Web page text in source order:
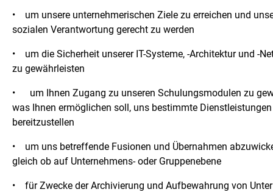
•
um unsere unternehmerischen Ziele zu erreichen und
sozialen Verantwortung gerecht zu werden
•
um die Sicherheit unserer IT-Systeme, -Architektur und -
zu gewährleisten
•
um Ihnen Zugang zu unseren Schulungsmodulen zu
was Ihnen ermöglichen soll, uns bestimmte Dienstleistungen
bereitzustellen
•
um uns betreffende Fusionen und Übernahmen
gleich ob auf Unternehmens- oder Gruppenebene
• für Zwecke der Archivierung und Aufbewahrung von